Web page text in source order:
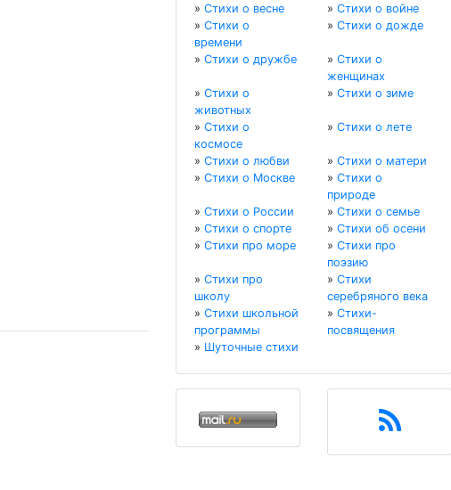
» Стихи о весне » Стихи о войне
» Стихи о
времени
» Стихи о дожде
» Стихи о дружбе » Стихи о
женщинах
» Стихи о
животных
» Стихи о зиме
» Стихи о
космосе
» Стихи о лете
» Стихи о любви » Стихи о матери
» Стихи о Москве » Стихи о
природе
» Стихи о России » Стихи о семье
» Стихи о спорте » Стихи об осени
» Стихи про море » Стихи про
поэзию
» Стихи про
школу
» Стихи
серебряного века
» Стихи школьной
программы
» Стихи-
посвящения
» Шуточные стихи